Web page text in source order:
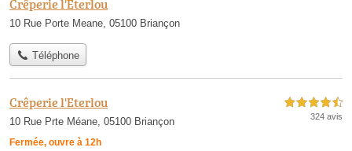
Crêperie l'Eterlou
10 Rue Porte Meane, 05100 Briançon
Téléphone
Crêperie l'Eterlou
10 Rue Prte Méane, 05100 Briançon
Fermée, ouvre à 12h
4,5 étoiles sur 5
324 avis